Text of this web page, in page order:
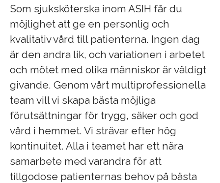
Som sjuksköterska inom ASIH får du
möjlighet att ge en personlig och
kvalitativ vård till patienterna. Ingen dag
är den andra lik, och variationen i arbetet
och mötet med olika människor är väldigt
givande. Genom vårt multiprofessionella
team vill vi skapa bästa möjliga
förutsättningar för trygg, säker och god
vård i hemmet. Vi strävar efter hög
kontinuitet. Alla i teamet har ett nära
samarbete med varandra för att
tillgodose patienternas behov på bästa